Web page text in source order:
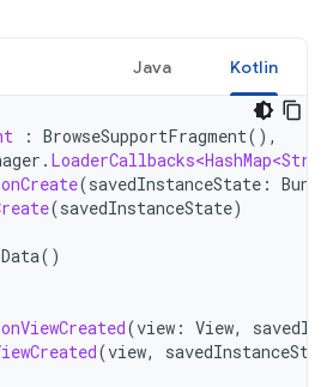
Kotlin
Java
: BrowseSupportFragment(),
.
onCreate(savedInstanceState :
(savedInstanceState)
()
onViewCreated(view : View,
(view,